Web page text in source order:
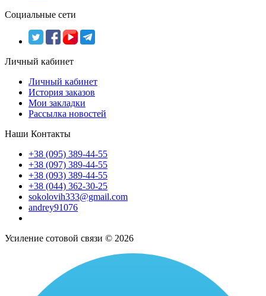
Социальные сети
Личный кабинет
Личный кабинет
История заказов
Мои закладки
Рассылка новостей
Наши Контакты
+38 (095) 389-44-55
+38 (097) 389-44-55
+38 (093) 389-44-55
+38 (044) 362-30-25
sokolovih333@gmail.com
andrey91076
Усиление сотовой связи © 2026